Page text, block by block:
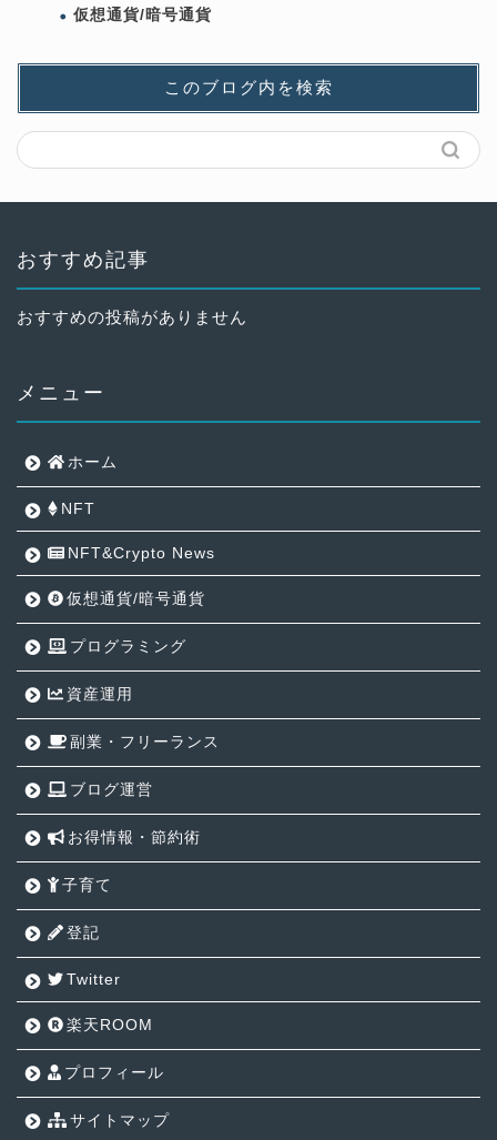
仮想通貨/暗号通貨
このブログ内を検索
おすすめ記事
おすすめの投稿がありません
メニュー
ホーム
NFT
NFT&Crypto News
仮想通貨/暗号通貨
プログラミング
資産運用
副業・フリーランス
ブログ運営
お得情報・節約術
子育て
登記
Twitter
楽天ROOM
プロフィール
サイトマップ